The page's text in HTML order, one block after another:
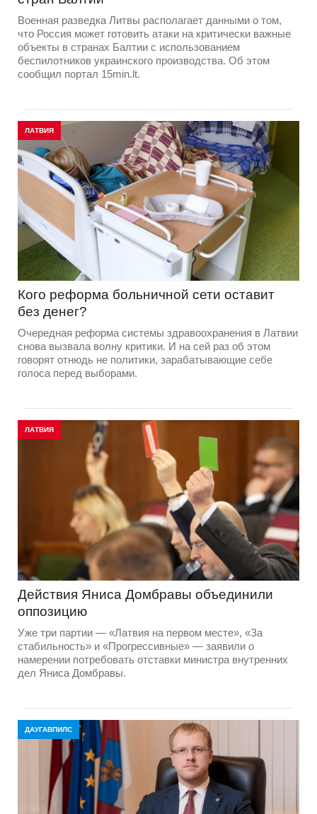
Военная разведка Литвы располагает данными о том,
что Россия может готовить атаки на критически важные
объекты в странах Балтии с использованием
беспилотников украинского производства. Об этом
сообщил портал 15min.lt.
ЛАТВИЯ
Кого реформа больничной сети оставит
без денег?
Очередная реформа системы здравоохранения в Латвии
снова вызвала волну критики. И на сей раз об этом
говорят отнюдь не политики, зарабатывающие себе
голоса перед выборами.
ЛАТВИЯ
Действия Яниса Домбравы объединили
оппозицию
Уже три партии — «Латвия на первом месте», «За
стабильность» и «Прогрессивные» — заявили о
намерении потребовать отставки министра внутренних
дел Яниса Домбравы.
ДАУГАВПИЛС